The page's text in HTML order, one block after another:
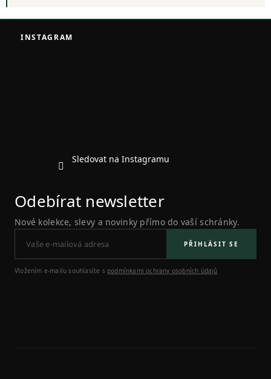
INSTAGRAM
Sledovat na Instagramu
Odebírat newsletter
Nové kolekce, slevy a novinky přímo do vaší schránky.
PŘIHLÁSIT SE
Vložením e-mailu souhlasíte s podmínkami ochrany osobních údajů